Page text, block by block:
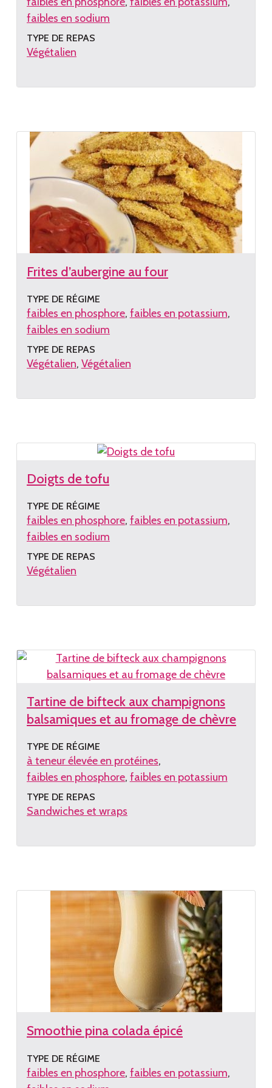
faibles en sodium
TYPE DE REPAS
Végétalien
Lire
Frites d’aubergine au four
TYPE DE RÉGIME
faibles en phosphore faibles en potassium
faibles en sodium
TYPE DE REPAS
Végétalien Végétalien
Lire
Doigts de tofu
TYPE DE RÉGIME
faibles en phosphore faibles en potassium
faibles en sodium
TYPE DE REPAS
Végétalien
Lire
Tartine de bifteck aux champignons
balsamiques et au fromage de chèvre
TYPE DE RÉGIME
à teneur élevée en protéines
faibles en phosphore faibles en potassium
TYPE DE REPAS
Sandwiches et wraps
Lire
Smoothie pina colada épicé
TYPE DE RÉGIME
faibles en phosphore faibles en potassium